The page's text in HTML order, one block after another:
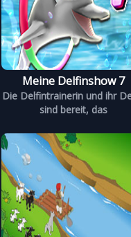
Meine Delfinshow 7
Die Delfintrainerin und ihr
sind bereit, das